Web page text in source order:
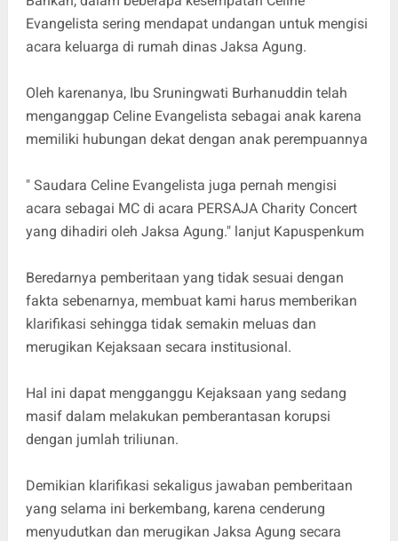
Evangelista sering mendapat undangan untuk mengisi
acara keluarga di rumah dinas Jaksa Agung.
Oleh karenanya, Ibu Sruningwati Burhanuddin telah
menganggap Celine Evangelista sebagai anak karena
memiliki hubungan dekat dengan anak perempuannya
" Saudara Celine Evangelista juga pernah mengisi
acara sebagai MC di acara PERSAJA Charity Concert
yang dihadiri oleh Jaksa Agung." lanjut Kapuspenkum
Beredarnya pemberitaan yang tidak sesuai dengan
fakta sebenarnya, membuat kami harus memberikan
klarifikasi sehingga tidak semakin meluas dan
merugikan Kejaksaan secara institusional.
Hal ini dapat mengganggu Kejaksaan yang sedang
masif dalam melakukan pemberantasan korupsi
dengan jumlah triliunan.
Demikian klarifikasi sekaligus jawaban pemberitaan
yang selama ini berkembang, karena cenderung
menyudutkan dan merugikan Jaksa Agung secara